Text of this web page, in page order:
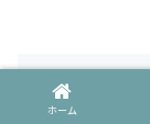
低評価・注
ホーム